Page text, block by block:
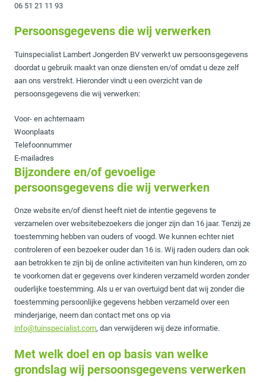
06 51 21 11 93
Persoonsgegevens die wij verwerken
Tuinspecialist Lambert Jongerden BV verwerkt uw persoonsgegevens
doordat u gebruik maakt van onze diensten en/of omdat u deze zelf
aan ons verstrekt. Hieronder vindt u een overzicht van de
persoonsgegevens die wij verwerken:
Voor- en achternaam
Woonplaats
Telefoonnummer
E-mailadres
Bijzondere en/of gevoelige
persoonsgegevens die wij verwerken
Onze website en/of dienst heeft niet de intentie gegevens te
verzamelen over websitebezoekers die jonger zijn dan 16 jaar. Tenzij ze
toestemming hebben van ouders of voogd. We kunnen echter niet
controleren of een bezoeker ouder dan 16 is. Wij raden ouders dan ook
aan betrokken te zijn bij de online activiteiten van hun kinderen, om zo
te voorkomen dat er gegevens over kinderen verzameld worden zonder
ouderlijke toestemming. Als u er van overtuigd bent dat wij zonder die
toestemming persoonlijke gegevens hebben verzameld over een
minderjarige, neem dan contact met ons op via
info@tuinspecialist.com, dan verwijderen wij deze informatie.
Met welk doel en op basis van welke
grondslag wij persoonsgegevens verwerken